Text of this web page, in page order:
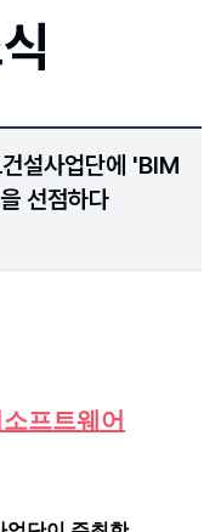
설사업단에 'BIM
선점하다